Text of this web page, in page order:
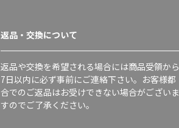
返品・交換について
返品や交換を希望される場合には商品受領から
7日以内に必ず事前にご連絡下さい。お客様都
合でのご返品はお受けできない場合がございま
すのでご了承ください。